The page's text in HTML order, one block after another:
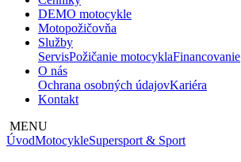
DEMO motocykle
Motopožičovňa
Služby
ServisPožičanie motocyklaFinancovanie
O nás
Ochrana osobných údajovKariéra
Kontakt
MENU
ÚvodMotocykleSupersport & Sport